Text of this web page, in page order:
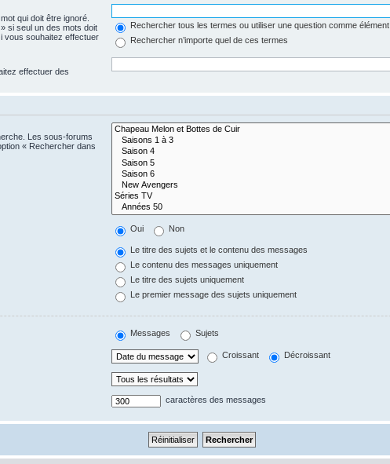
qui doit être ignoré.
si seul un des mots doit
vous souhaitez effectuer
Rechercher tous les termes ou utiliser une question comme élément
Rechercher n’importe quel de ces termes
effectuer des
Les sous-forums
« Rechercher dans
Oui Non
Le titre des sujets et le contenu des messages
Le contenu des messages uniquement
Le titre des sujets uniquement
Le premier message des sujets uniquement
Messages Sujets
Croissant Décroissant
caractères des messages